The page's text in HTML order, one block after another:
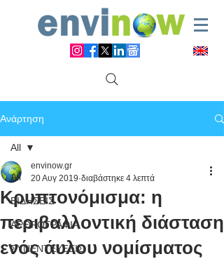
Ανάρτηση
All
ΕΙΔΗΣΕΙΣ
ΑΡΘΡΟΓΡΑΦΙΑ
ΣΥΝΕΝΤΕΥΞΕΙΣ
All
Κρυπτονόμισμα: η
περιβαλλοντική διάσταση
ενός άυλου νομίσματος
envinow.gr
20 Αυγ 2019 διαβάστηκε 4 λεπτά